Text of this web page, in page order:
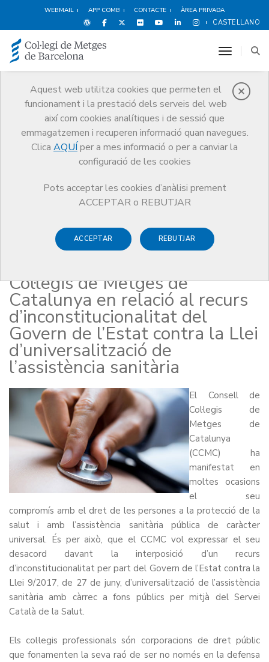
WEBMAIL APP COMB CONTACTE ÀREA PRIVADA
CASTELLANO
Aquest web utilitza cookies que permeten el
funcionament i la prestació dels serveis del web
així com cookies analítiques i de sessió que
emmagatzemen i recuperen informació quan navegues.
Clica AQUÍ per a mes informació o per a canviar la
configuració de les cookies
Pots acceptar les cookies d’anàlisi prement
ACCEPTAR o REBUTJAR
ACCEPTAR REBUTJAR
toggle
Notícies
Comunicació
Notícies
Posicionament del Consell de Col·legis de Metges de Catalunya en
relació al recurs d’inconstitucionalitat del Govern de l’Estat contra la
Llei d’universalització de l’assistència sanitària
28 DE MARÇ DE 2018
Col·legis de Metges de
Catalunya en relació al recurs
d’inconstitucionalitat del
Govern de l’Estat contra la Llei
d’universalització de
l’assistència sanitària
El Consell de
Col·legis de
Metges de
Catalunya
(CCMC) ha
manifestat en
moltes ocasions
el seu
compromís amb el dret de les persones a la protecció de la
salut i amb l’assistència sanitària pública de caràcter
universal. És per això, que el CCMC vol expressar el seu
desacord davant la interposició d’un recurs
d’inconstitucionalitat per part del Govern de l’Estat contra la
Llei 9/2017, de 27 de juny, d’universalització de l’assistència
sanitària amb càrrec a fons públics per mitjà del Servei
Català de la Salut.
Els col·legis professionals són corporacions de dret públic
que fonamenten la seva raó de serno només en la defensa